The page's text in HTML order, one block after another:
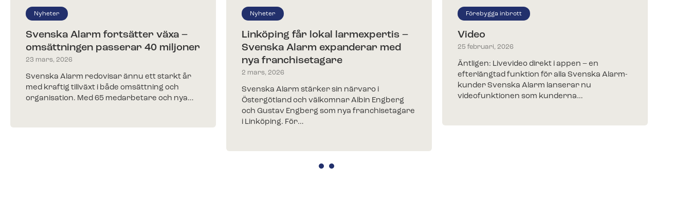
Nyheter
Svenska Alarm fortsätter växa –
omsättningen passerar 40 miljoner
23 mars, 2026
Svenska Alarm redovisar ännu ett starkt år
med kraftig tillväxt i både omsättning och
organisation. Med 65 medarbetare och nya…
Nyheter
Linköping får lokal larmexpertis –
Svenska Alarm expanderar med
nya franchisetagare
2 mars, 2026
Svenska Alarm stärker sin närvaro i
Östergötland och välkomnar Albin Engberg
och Gustav Engberg som nya franchisetagare
i Linköping. För…
Förebygga inbrott
Video
25 februari, 2026
Äntligen: Livevideo direkt i appen – en
efterlängtad funktion för alla Svenska Alarm-
kunder Svenska Alarm lanserar nu
videofunktionen som kunderna…